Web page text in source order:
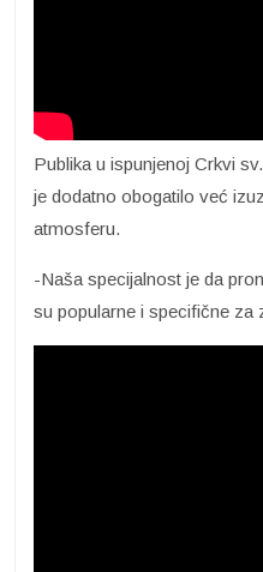
Publika u ispunjenoj Crkvi
je dodatno obogatilo već
atmosferu.
-Naša specijalnost je da
su popularne i specifične za